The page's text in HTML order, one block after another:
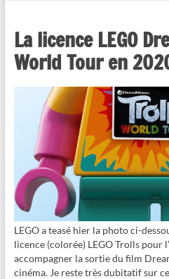
La licence LEGO
World Tour en
LEGO a teasé hier la photo ci-
licence (colorée) LEGO Trolls pour
accompagner la sortie du film
cinéma. Je reste très dubitatif sur